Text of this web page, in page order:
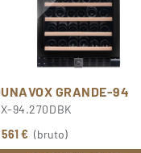
GRANDE-94
94.270DBK
€ (bruto)